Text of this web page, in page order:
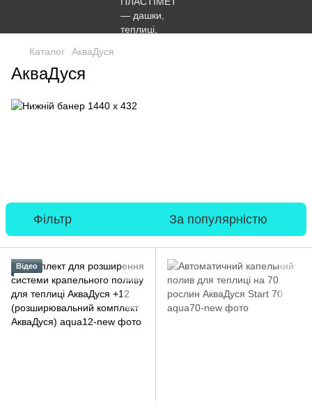
Каталог АкваДуся
АкваДуся
Фільтр За популярністю
Відео